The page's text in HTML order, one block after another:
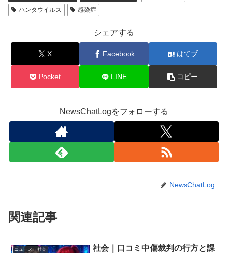
ハンタウイルス
感染症
シェアする
X Facebook はてブ
Pocket LINE コピー
NewsChatLogをフォローする
NewsChatLog
関連記事
ニュース・社会
社会｜口コミ中傷裁判の行方と課